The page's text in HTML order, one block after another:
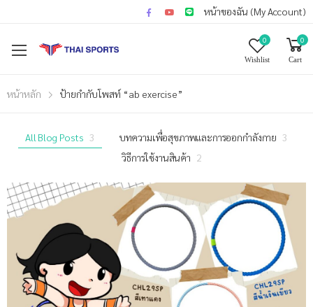
หน้าของฉัน (My Account)
0
Wishlist
0
Cart
หน้าหลัก ป้ายกำกับโพสท์ “ab exercise”
All Blog Posts 3 บทความเพื่อสุขภาพและการออกกำลังกาย 3
วิธีการใช้งานสินค้า 2